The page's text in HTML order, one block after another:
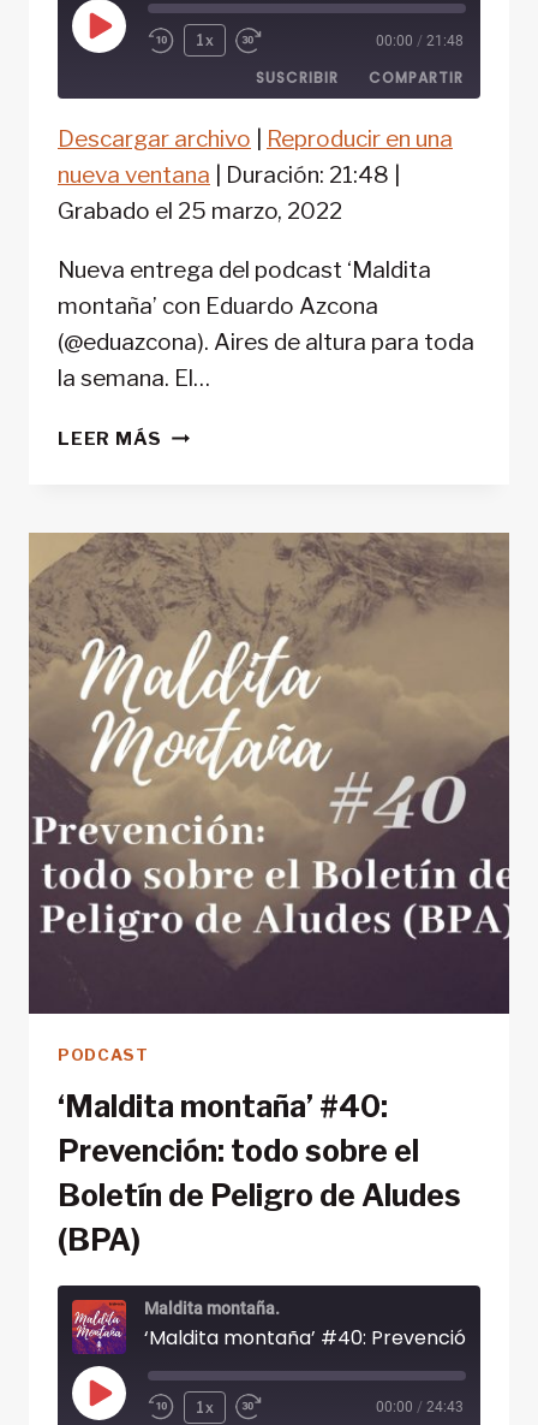
Reproducir1x 00:00 / 21:48
SUSCRIBIR COMPARTIR
FEED RSS
COMPARTIR
ENLACE
Descargar archivo
Reproducir en una
nueva ventana
Duración: 21:48
Grabado el 25 marzo, 2022
Nueva entrega del podcast ‘Maldita
montaña’ con Eduardo Azcona
(@eduazcona). Aires de altura para toda
la semana. El…
LEER MÁS ‘MALDITA
DE
LOS
TRESMILES
DEL
PIRINEO
PODCAST
‘Maldita montaña’ #40:
Prevención: todo sobre el
Boletín de Peligro de Aludes
(BPA)
Maldita montaña.
Reproducir1x 00:00 / 24:43